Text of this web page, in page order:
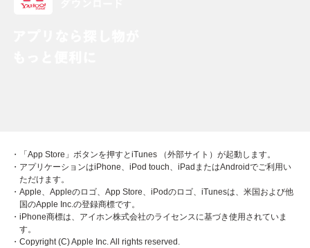
・「App Store」ボタンを押すとiTunes （外部サイト）が起動します。
・アプリケーションはiPhone、iPod touch、iPadまたはAndroidでご利用い
ただけます。
・Apple、Appleのロゴ、App Store、iPodのロゴ、iTunesは、米国および他
国のApple Inc.の登録商標です。
・iPhone商標は、アイホン株式会社のライセンスに基づき使用されていま
す。
・Copyright (C) Apple Inc. All rights reserved.